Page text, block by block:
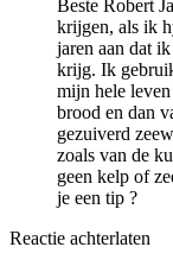
Beste Robert
krijgen, als ik
jaren aan dat
krijg. Ik
mijn hele
brood en dan
gezuiverd
zoals van de
geen kelp of
je een tip ?
Reactie achterlaten